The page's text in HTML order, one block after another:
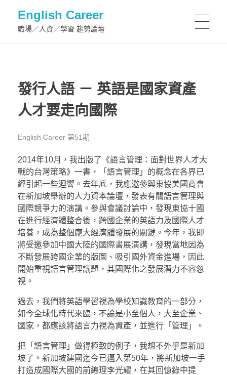
English Career
職場／人資／學習 趨勢論壇
發行人語 － 英語是國家資產
人才要走向國際
English Career 第51期
2014年10月，我出版了《語言管理：面對世界人才大
戰的台灣策略》一書，「語言管理」的概念在各界已
經引起一些迴響。去年底，我應邀參與東協美國商會
在新加坡舉辦的人力資本論壇，發表有關語言管理與
國際競爭力的演講。參與會議討論中，發現東協十國
在進行經濟體整合後，跨國企業的英語力及國際人才
培養，成為整個龐大經濟體發展的關鍵。今年，我即
將受邀參加中國大陸的國際書展演講，發現當地因為
不斷發展跨國企業的版圖、吸引國外資金進場，因此
開始重視語言管理議題，其國際化之發展潛力不容忽
視。
過去，我們將英語學習視為學校知識教育的一部分，
如今全球化時代來臨，不論是小至個人，大至企業、
國家，都應該將語言力視為資產，並進行「管理」。
把「語言管理」做得極致的例子，我想不外乎是新加
坡了。新加坡建國迄今已邁入第50年，將新加坡一手
打造成國際大國的前總理李光耀，在其回憶錄中提